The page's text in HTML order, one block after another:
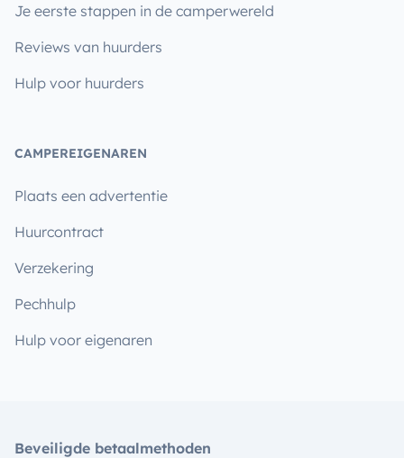
Je eerste stappen in de camperwereld
Reviews van huurders
Hulp voor huurders
CAMPEREIGENAREN
Plaats een advertentie
Huurcontract
Verzekering
Pechhulp
Hulp voor eigenaren
Beveiligde betaalmethoden